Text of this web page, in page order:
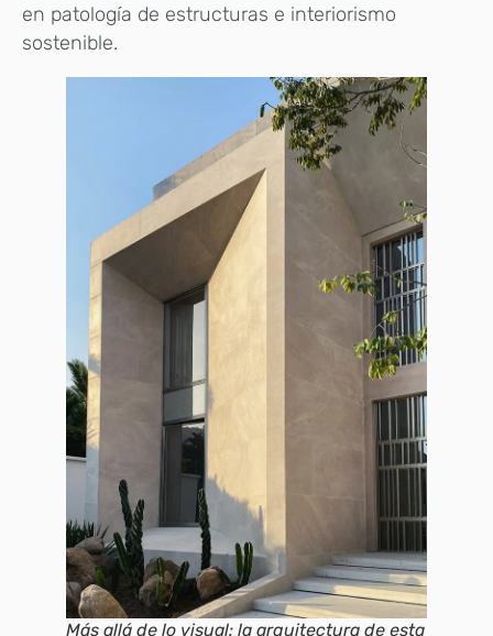
en patología de estructuras e interiorismo
sostenible.
Más allá de lo visual: la arquitectura de esta